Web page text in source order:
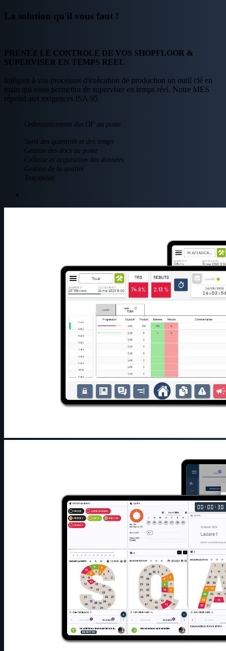
La solution qu'il vous faut !
PRENEZ LE CONTROLE DE VOS SHOPFLOOR &
SUPERVISER EN TEMPS REEL
Intégrez à vos processus d'exécution de production un outil clé en
main qui vous permettra de superviser en temps réel. Notre MES
répond aux exigences ISA 95.
Ordonnancement des OF au poste
Suivi des quantités et des temps
Gestion des docs au poste
Collecte et acquisition des données
Gestion de la qualité
Traçabilité